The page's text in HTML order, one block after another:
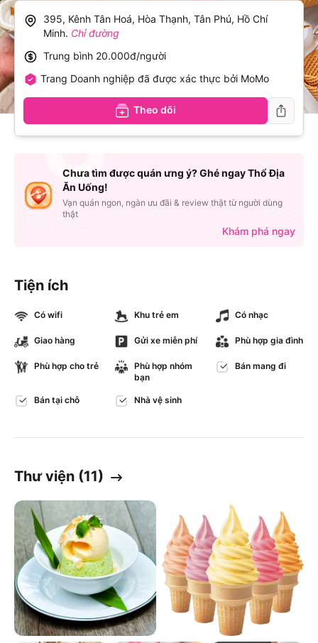
Tiện ích
Có wifi Khu trẻ em Có nhạc
Giao hàng Gửi xe miễn phí Phù hợp gia đình
Phù hợp cho trẻ
Phù hợp nhóm
bạn
Bán mang đi
Bán tại chỗ Nhà vệ sinh
Thư viện (11)
395, Kênh Tân Hoá, Hòa Thạnh, Tân Phú, Hồ Chí
Minh. Chỉ đường
Trung bình 20.000đ/người
Trang Doanh nghiệp đã được xác thực bởi MoMo
Theo dõi
Chưa tìm được quán ưng ý? Ghé ngay Thổ Địa
Ăn Uống!
Vạn quán ngon, ngàn ưu đãi & review thật từ người dùng
thật
Khám phá ngay